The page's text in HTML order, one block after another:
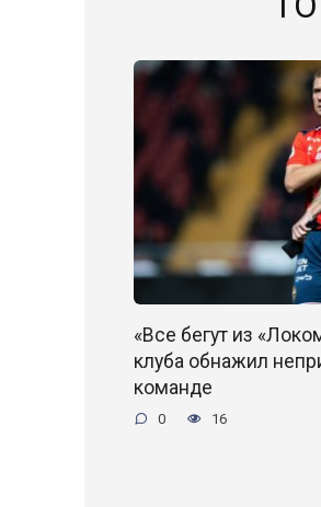
«Все бегут из
клуба обнажил
команде
0 16